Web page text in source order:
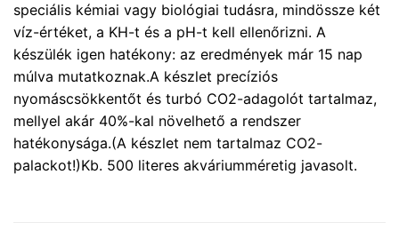
speciális kémiai vagy biológiai tudásra, mindössze két
víz-értéket, a KH-t és a pH-t kell ellenőrizni. A
készülék igen hatékony: az eredmények már 15 nap
múlva mutatkoznak.A készlet precíziós
nyomáscsökkentőt és turbó CO2-adagolót tartalmaz,
mellyel akár 40%-kal növelhető a rendszer
hatékonysága.(A készlet nem tartalmaz CO2-
palackot!)Kb. 500 literes akváriumméretig javasolt.